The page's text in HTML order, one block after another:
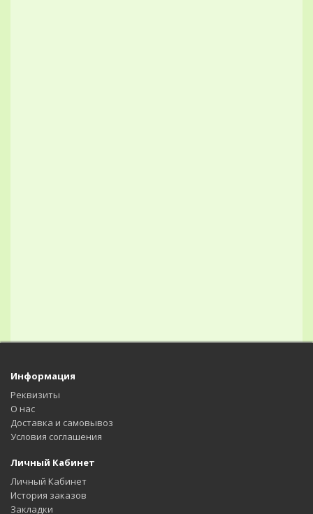
Информация
Реквизиты
О нас
Доставка и самовывоз
Условия соглашения
Личный Кабинет
Личный Кабинет
История заказов
Закладки